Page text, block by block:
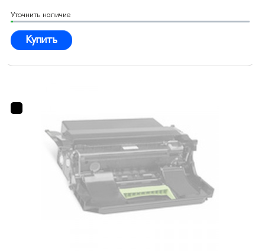
Уточнить наличие
Купить